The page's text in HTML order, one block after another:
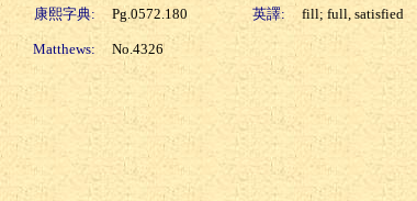
康熙字典: Pg.0572.180 英譯: fill; full, satisfied
Matthews: No.4326